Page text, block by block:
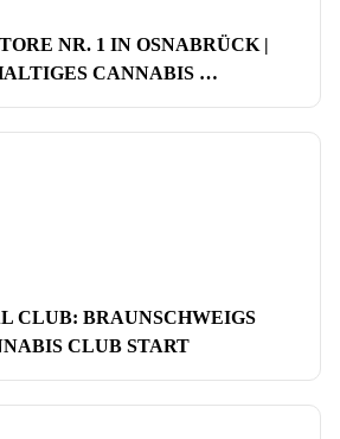
NR. 1 IN OSNABRÜCK |
CANNABIS …
CLUB: BRAUNSCHWEIGS
CLUB START